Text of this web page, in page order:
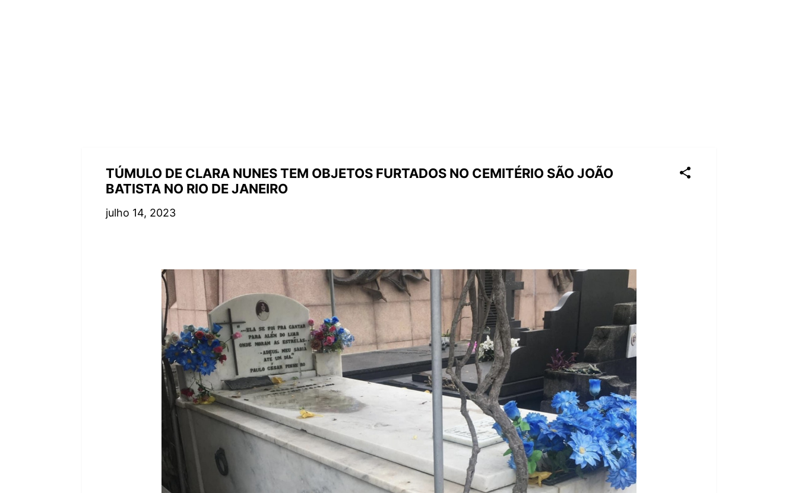
TÚMULO DE CLARA NUNES TEM OBJETOS FURTADOS NO CEMITÉRIO SÃO JOÃO
BATISTA NO RIO DE JANEIRO
julho 14, 2023